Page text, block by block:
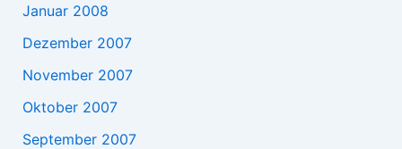
Januar 2008
Dezember 2007
November 2007
Oktober 2007
September 2007